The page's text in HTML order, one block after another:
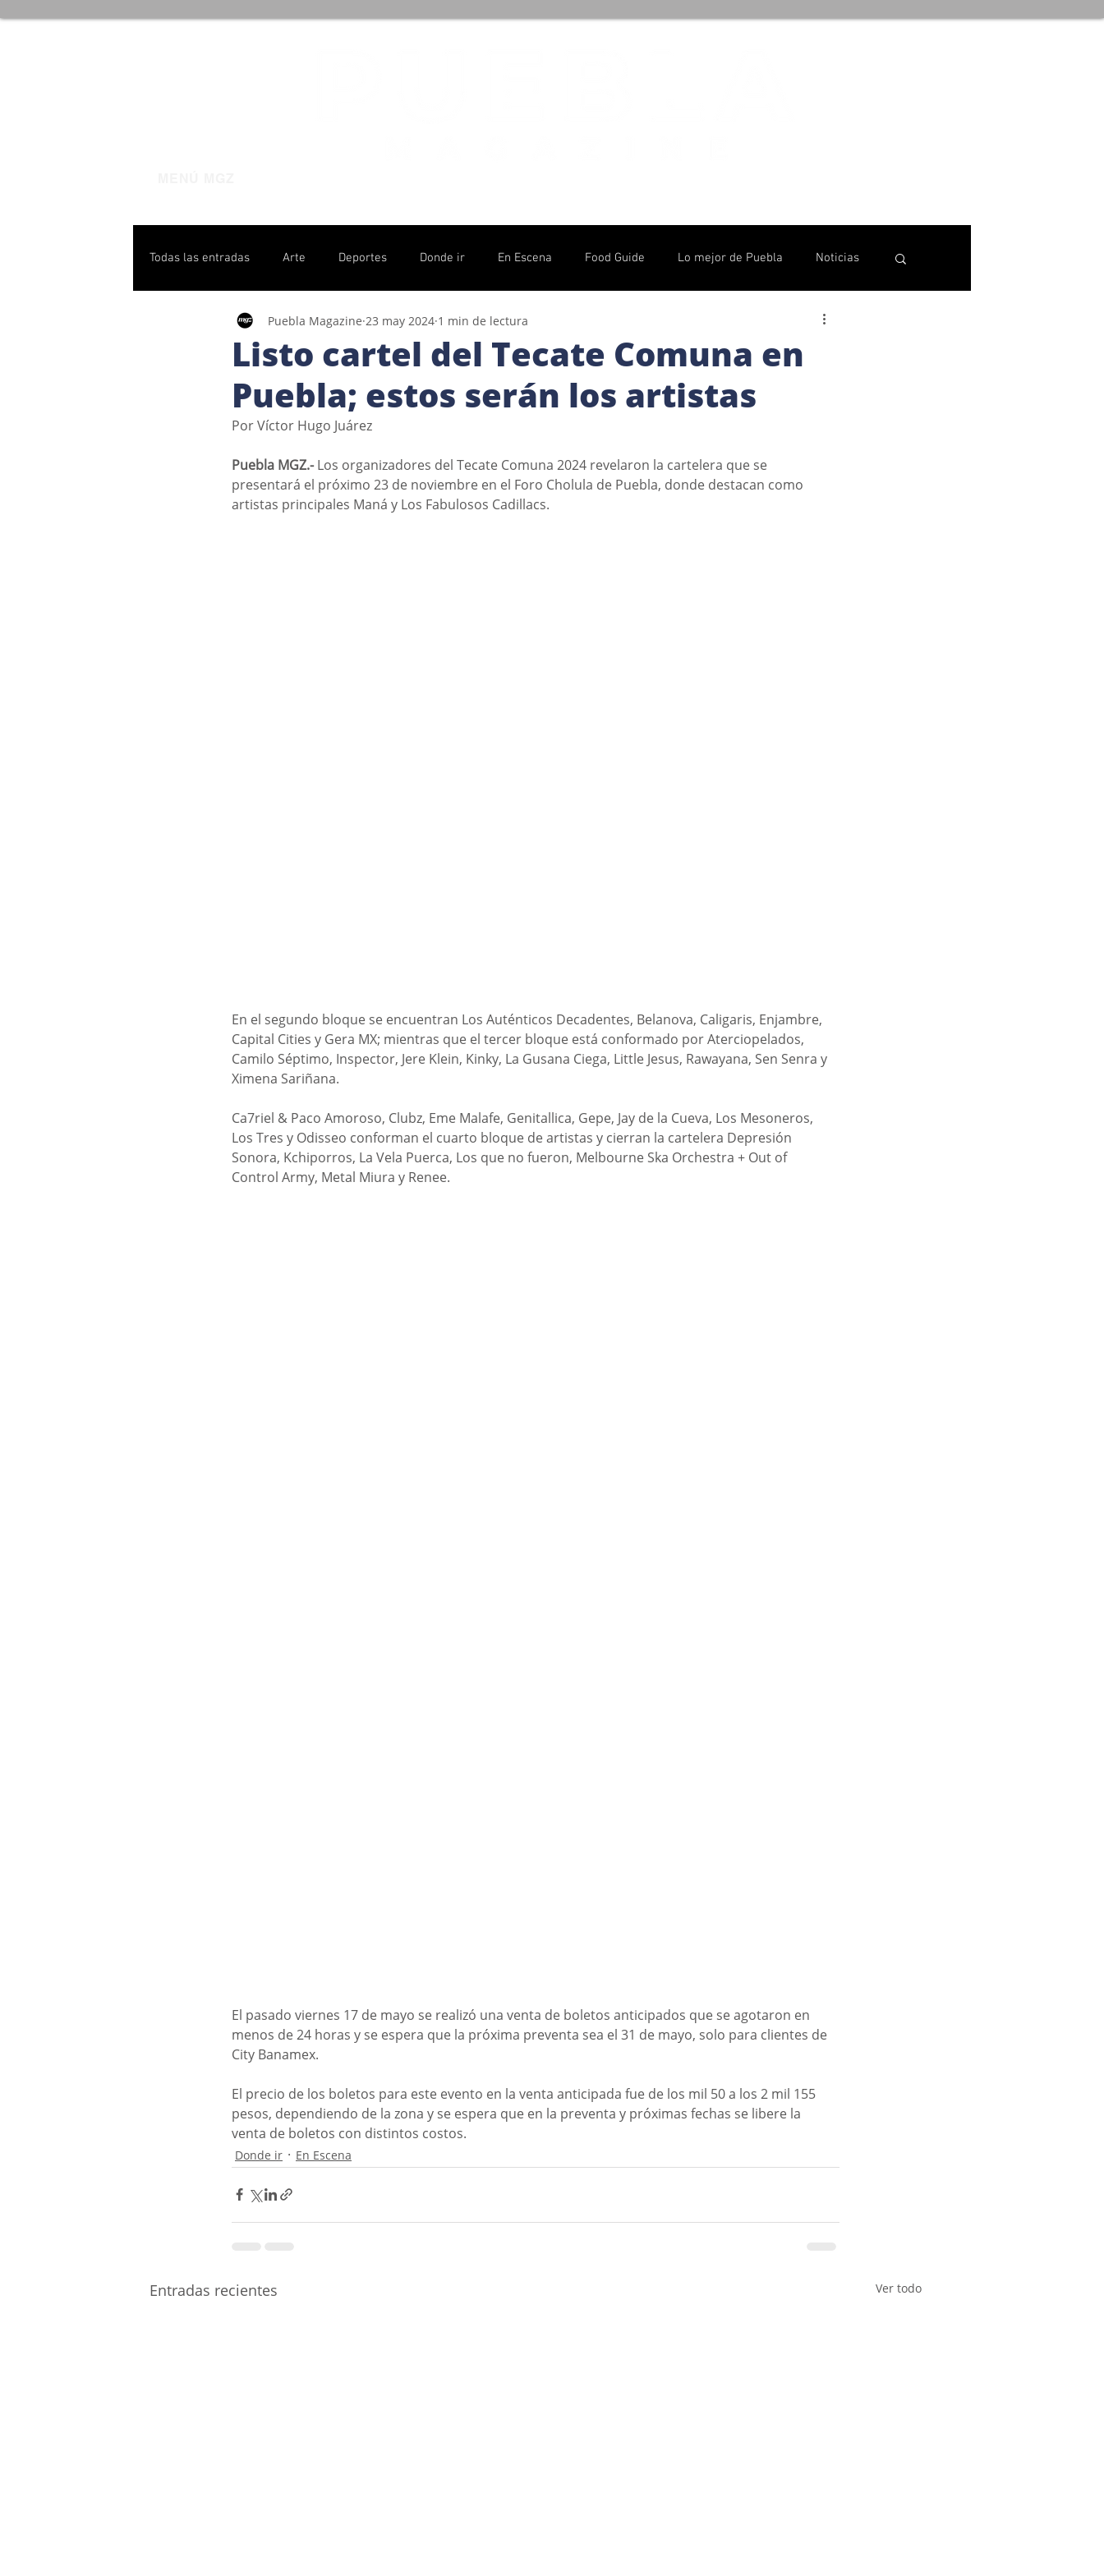
Todas las entradas Arte Deportes Donde ir En Escena Food Guide Lo mejor de Puebla Noticias
Poblanas destacadas Pulso Político
Listo cartel del Tecate Comuna en
Puebla; estos serán los artistas
Puebla Magazine 23 may 2024 1 min de lectura
Por Víctor Hugo Juárez
Puebla MGZ.- Los organizadores del Tecate Comuna 2024 revelaron la cartelera que se
presentará el próximo 23 de noviembre en el Foro Cholula de Puebla, donde destacan como
artistas principales Maná y Los Fabulosos Cadillacs.
En el segundo bloque se encuentran Los Auténticos Decadentes, Belanova, Caligaris, Enjambre,
Capital Cities y Gera MX; mientras que el tercer bloque está conformado por Aterciopelados,
Camilo Séptimo, Inspector, Jere Klein, Kinky, La Gusana Ciega, Little Jesus, Rawayana, Sen Senra y
Ximena Sariñana.
Ca7riel & Paco Amoroso, Clubz, Eme Malafe, Genitallica, Gepe, Jay de la Cueva, Los Mesoneros,
Los Tres y Odisseo conforman el cuarto bloque de artistas y cierran la cartelera Depresión
Sonora, Kchiporros, La Vela Puerca, Los que no fueron, Melbourne Ska Orchestra + Out of
Control Army, Metal Miura y Renee.
El pasado viernes 17 de mayo se realizó una venta de boletos anticipados que se agotaron en
menos de 24 horas y se espera que la próxima preventa sea el 31 de mayo, solo para clientes de
City Banamex.
El precio de los boletos para este evento en la venta anticipada fue de los mil 50 a los 2 mil 155
pesos, dependiendo de la zona y se espera que en la preventa y próximas fechas se libere la
venta de boletos con distintos costos.
Donde ir En Escena
Entradas recientes Ver todo